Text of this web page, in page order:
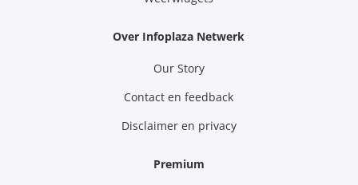
Over Infoplaza Netwerk
Our Story
Contact en feedback
Disclaimer en privacy
Premium